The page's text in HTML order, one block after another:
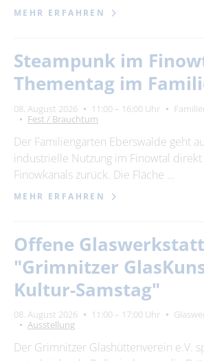
MEHR ERFAHREN
Steampunk im
Thementag im
08. August 2026 11:00 – 16:00 Uhr
Fest / Brauchtum
Der Familiengarten Eberswalde geht
industrielle Nutzung im Finowtal direkt
Finowkanals zurück. Die Fläche …
MEHR ERFAHREN
Offene
"Grimnitzer
Kultur-Samstag"
08. August 2026 11:00 – 17:00 Uhr
Ausstellung
Der Grimnitzer Glashüttenverein e.V.